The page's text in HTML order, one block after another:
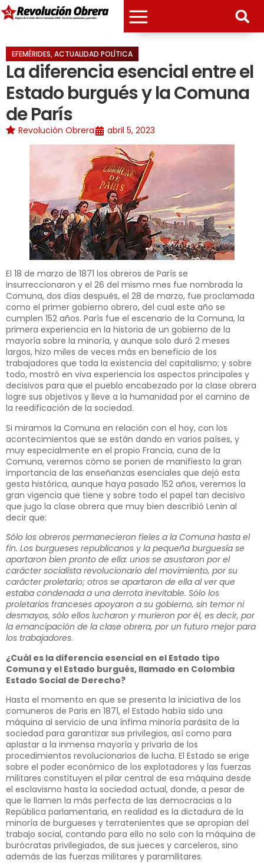
EFEMÉRIDES,ACTUALIDAD POLÍTICA
La diferencia esencial entre el
Estado burgués y la Comuna
de París
Revolución Obrera abril 5, 2023
El 18 de marzo de 1871 los obreros de París se
insurreccionaron y el 26 del mismo mes fue nombrada la
Comuna, dos días después, el 28 de marzo, fue proclamada
como el primer gobierno obrero, del cual este año se
cumplen 152 años. París fue el escenario de la Comuna, la
primera experiencia en la historia de un gobierno de la
mayoría sobre la minoría, y aunque solo duró 2 meses
largos, hizo miles de veces más en beneficio de los
trabajadores que toda la existencia del capitalismo; y sobre
todo, mostró en viva experiencia los aspectos principales y
decisivos para que el pueblo encabezado por la clase obrera
logre sus objetivos y lleve a la humanidad por el camino de
la reedificación de la sociedad.
Si miramos la Comuna en relación con el hoy, con los
acontecimientos que se están dando en varios países, y
muy especialmente en el propio Francia, cuna de la
Comuna, veremos cómo se ponen de manifiesto la gran
importancia de las enseñanzas esenciales que dejó esta
gesta histórica, aunque haya pasado 152 años, veremos la
gran vigencia que tiene y sobre todo el papel tan decisivo
que jugo la clase obrera que muy bien describió Lenin al
decir que:
Sólo los obreros permanecieron fieles a la Comuna hasta el
fin. Los burgueses republicanos y la pequeña burguesía se
apartaron bien pronto de ella: unos se asustaron por el
carácter socialista revolucionario del movimiento, por su
carácter proletario; otros se apartaron de ella al ver que
estaba condenada a una derrota inevitable. Sólo los
proletarios franceses apoyaron a su gobierno, sin temor ni
desmayos, sólo ellos lucharon y murieron por él, es decir, por
la emancipación de la clase obrera, por un futuro mejor para
los trabajadores.
¿Cuál es la diferencia esencial en el Estado tipo
Comuna y el Estado burgués, llamado en Colombia
Estado Social de Derecho?
Hasta el momento en que se presenta la iniciativa de los
comuneros de Paris en 1871, el Estado había sido una
máquina al servicio de una ínfima minoría parásita de la
sociedad para garantizar sus privilegios, así como para
aplastar a la inmensa mayoría y privarla de los
procedimientos revolucionarios de lucha. El Estado se erige
sobre el poder económico de los explotadores y las fuerzas
militares constituyen el pilar central de esa máquina desde
el esclavismo hasta la sociedad actual, donde, a pesar de
que le llamen la más perfecta de las democracias a la
República parlamentaria, en realidad es la dictadura de la
minoría de burgueses y terratenientes que se apropian del
trabajo social, contando para ello no solo con la máquina de
burócratas privilegiados, de sus jueces y carceleros, sino
además de las fuerzas militares y paramilitares.